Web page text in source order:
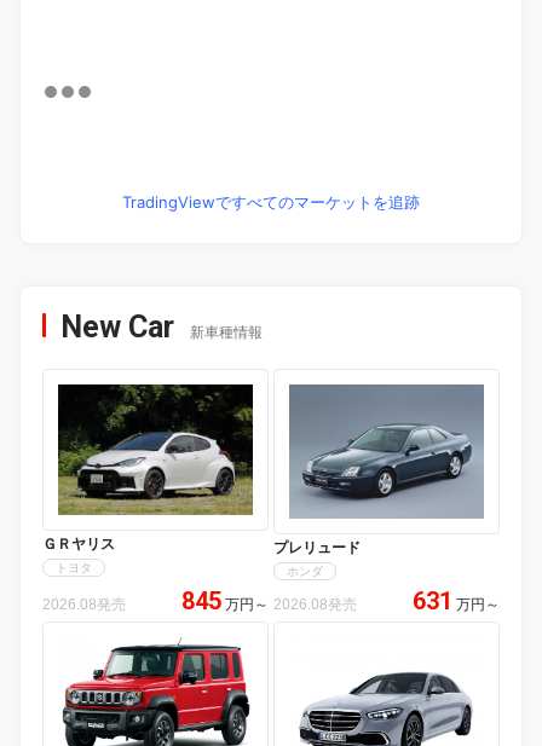
TradingViewですべてのマーケットを追跡
New Car 新車種情報
ＧＲヤリス
トヨタ
2026.08発売 845 万円 ～
プレリュード
ホンダ
2026.08発売 631 万円 ～